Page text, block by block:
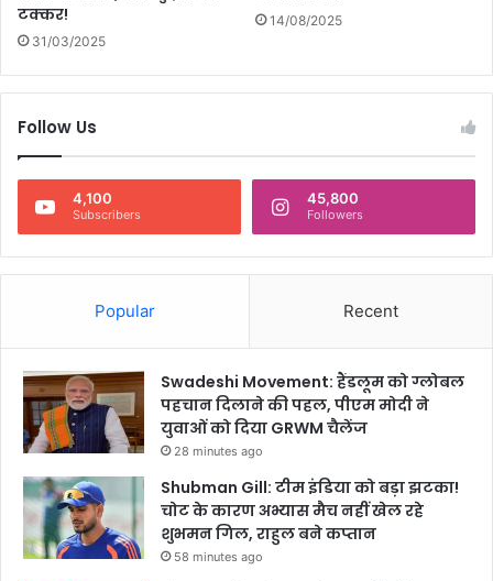
टक्कर!
31/03/2025
14/08/2025
Follow Us
4,100
Subscribers
45,800
Followers
Popular Recent
Swadeshi Movement: हैंडलूम को ग्लोबल
पहचान दिलाने की पहल, पीएम मोदी ने
युवाओं को दिया GRWM चैलेंज
28 minutes ago
Shubman Gill: टीम इंडिया को बड़ा झटका!
चोट के कारण अभ्यास मैच नहीं खेल रहे
शुभमन गिल, राहुल बने कप्तान
58 minutes ago